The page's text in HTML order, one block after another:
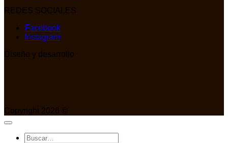
REDES SOCIALES
Facebook
Instagram
Diseño y desarrollo
Copyright 2026 ©
Buscar